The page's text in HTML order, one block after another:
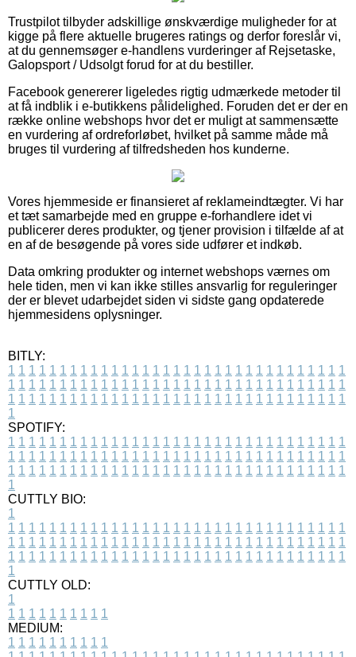
Trustpilot tilbyder adskillige ønskværdige muligheder for at
kigge på flere aktuelle brugeres ratings og derfor foreslår vi,
at du gennemsøger e-handlens vurderinger af Rejsetaske,
Galopsport / Udsolgt forud for at du bestiller.
Facebook genererer ligeledes rigtig udmærkede metoder til
at få indblik i e-butikkens pålidelighed. Foruden det er der en
række online webshops hvor det er muligt at sammensætte
en vurdering af ordreforløbet, hvilket på samme måde må
bruges til vurdering af tilfredsheden hos kunderne.
Vores hjemmeside er finansieret af reklameindtægter. Vi har
et tæt samarbejde med en gruppe e-forhandlere idet vi
publicerer deres produkter, og tjener provision i tilfælde af at
en af de besøgende på vores side udfører et indkøb.
Data omkring produkter og internet webshops værnes om
hele tiden, men vi kan ikke stilles ansvarlig for reguleringer
der er blevet udarbejdet siden vi sidste gang opdaterede
hjemmesidens oplysninger.
BITLY:
1 1 1 1 1 1 1 1 1 1 1 1 1 1 1 1 1 1 1 1 1 1 1 1 1 1 1 1 1 1 1 1 1
1 1 1 1 1 1 1 1 1 1 1 1 1 1 1 1 1 1 1 1 1 1 1 1 1 1 1 1 1 1 1 1 1
1 1 1 1 1 1 1 1 1 1 1 1 1 1 1 1 1 1 1 1 1 1 1 1 1 1 1 1 1 1 1 1 1
1
SPOTIFY:
1 1 1 1 1 1 1 1 1 1 1 1 1 1 1 1 1 1 1 1 1 1 1 1 1 1 1 1 1 1 1 1 1
1 1 1 1 1 1 1 1 1 1 1 1 1 1 1 1 1 1 1 1 1 1 1 1 1 1 1 1 1 1 1 1 1
1 1 1 1 1 1 1 1 1 1 1 1 1 1 1 1 1 1 1 1 1 1 1 1 1 1 1 1 1 1 1 1 1
1
CUTTLY BIO:
1
1 1 1 1 1 1 1 1 1 1 1 1 1 1 1 1 1 1 1 1 1 1 1 1 1 1 1 1 1 1 1 1 1
1 1 1 1 1 1 1 1 1 1 1 1 1 1 1 1 1 1 1 1 1 1 1 1 1 1 1 1 1 1 1 1 1
1 1 1 1 1 1 1 1 1 1 1 1 1 1 1 1 1 1 1 1 1 1 1 1 1 1 1 1 1 1 1 1 1
1
CUTTLY OLD:
1
1 1 1 1 1 1 1 1 1 1
MEDIUM:
1 1 1 1 1 1 1 1 1 1